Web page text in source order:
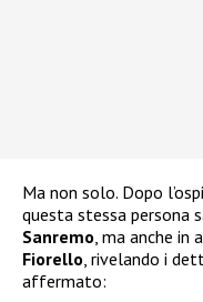
Ma non solo. Dopo
questa stessa persona
Sanremo , ma anche
Fiorello , rivelando i
affermato: